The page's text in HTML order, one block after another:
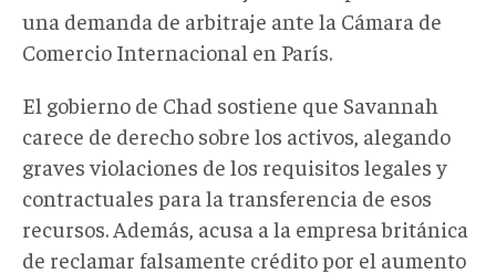
una demanda de arbitraje ante la Cámara de
Comercio Internacional en París.
El gobierno de Chad sostiene que Savannah
carece de derecho sobre los activos, alegando
graves violaciones de los requisitos legales y
contractuales para la transferencia de esos
recursos. Además, acusa a la empresa británica
de reclamar falsamente crédito por el aumento